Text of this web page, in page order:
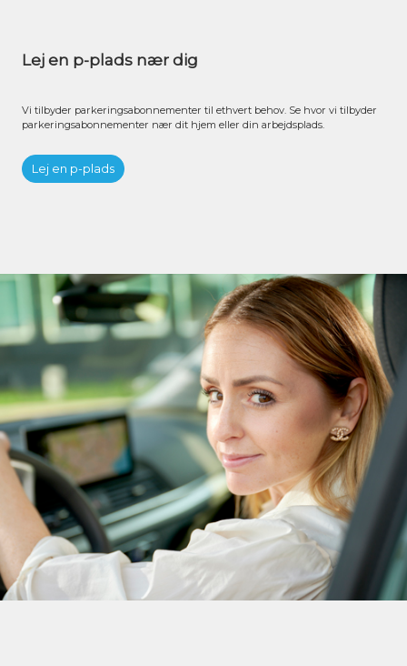
Lej en p-plads nær dig
Vi tilbyder parkeringsabonnementer til ethvert behov. Se hvor vi tilbyder
parkeringsabonnementer nær dit hjem eller din arbejdsplads.
Lej en p-plads